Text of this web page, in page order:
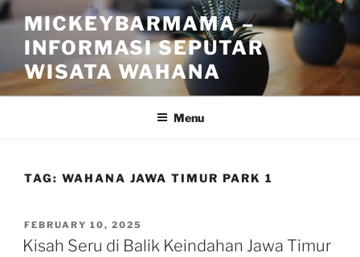
Skip
to
content
MICKEYBARMAMA –
INFORMASI SEPUTAR
WISATA WAHANA
Menu
TAG: WAHANA JAWA TIMUR PARK 1
POSTED
ON
FEBRUARY 10, 2025
Kisah Seru di Balik Keindahan Jawa Timur